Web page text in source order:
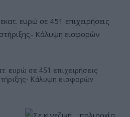
ευρώ σε 451 επιχειρήσεις
Κάλυψη εισφορών